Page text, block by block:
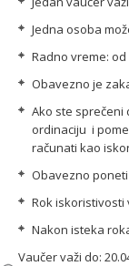
Jedna osoba
Radno vreme:
Obavezno je
Ako ste
ordinaciju i
računati kao
Obavezno
Rok iskoristivosti
Nakon isteka
Vaučer važi do: